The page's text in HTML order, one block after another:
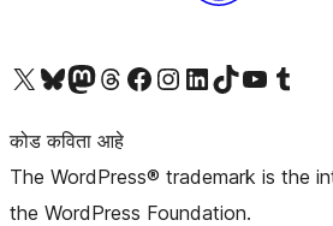
आमच्या X (एक्स) (पूर्वीचे ट्विटर) खात्याला भेट द्या आमच्या ब्लूस्की खात्याला भेट द्या.आमच्या Mastodon खात्याला भेट द्या.आमच्या थ्रेड्स खात्याला भेट द्या. आमच्या फेसबुक पेजला भेट द्या आमच्या इंस्टाग्राम खात्याला भेट द्या आमच्या लिंक्डइन खात्याला भेट द्या आमच्या टिकटॉक अकाउंटला भेट द्या.आमच्या यूट्यूब चॅनेलला भेट द्या आमच्या टंबलर खात्याला भेट द्या.
कोड कविता आहे
The WordPress® trademark is the
the WordPress Foundation.